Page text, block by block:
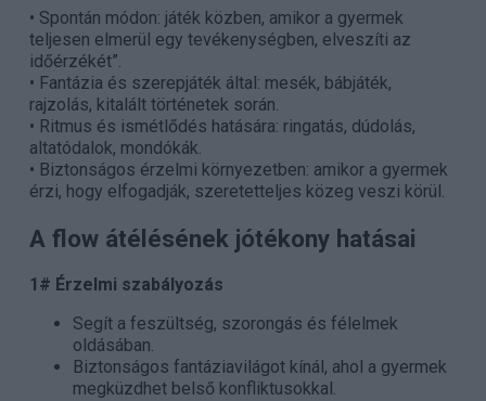
• Spontán módon: játék közben, amikor a gyermek
teljesen elmerül egy tevékenységben, elveszíti az
időérzékét”.
• Fantázia és szerepjáték által: mesék, bábjáték,
rajzolás, kitalált történetek során.
• Ritmus és ismétlődés hatására: ringatás, dúdolás,
altatódalok, mondókák.
• Biztonságos érzelmi környezetben: amikor a gyermek
érzi, hogy elfogadják, szeretetteljes közeg veszi körül.
A flow átélésének jótékony hatásai
1# Érzelmi szabályozás
Segít a feszültség, szorongás és félelmek
oldásában.
Biztonságos fantáziavilágot kínál, ahol a gyermek
megküzdhet belső konfliktusokkal.